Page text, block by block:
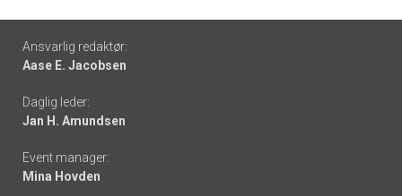
Footer
-
links
Ansvarlig redaktør:
Aase E. Jacobsen
Daglig leder:
Jan H. Amundsen
Event manager:
Mina Hovden